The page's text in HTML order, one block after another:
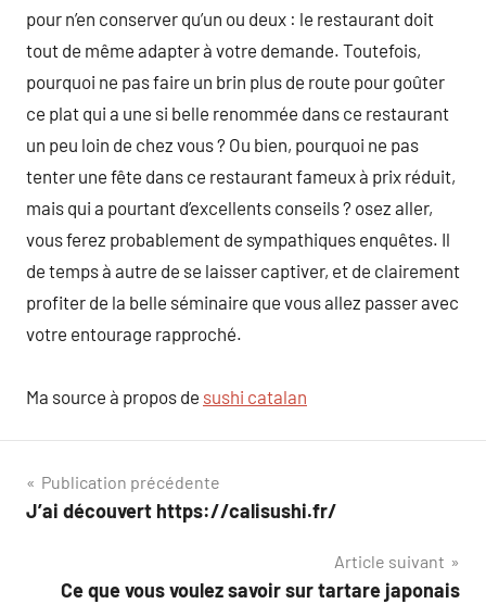
pour n’en conserver qu’un ou deux : le restaurant doit
tout de même adapter à votre demande. Toutefois,
pourquoi ne pas faire un brin plus de route pour goûter
ce plat qui a une si belle renommée dans ce restaurant
un peu loin de chez vous ? Ou bien, pourquoi ne pas
tenter une fête dans ce restaurant fameux à prix réduit,
mais qui a pourtant d’excellents conseils ? osez aller,
vous ferez probablement de sympathiques enquêtes. Il
de temps à autre de se laisser captiver, et de clairement
profiter de la belle séminaire que vous allez passer avec
votre entourage rapproché.
Ma source à propos de sushi catalan
Navigation
de
Publication précédente
J’ai découvert https://calisushi.fr/
Article suivant
Ce que vous voulez savoir sur tartare japonais